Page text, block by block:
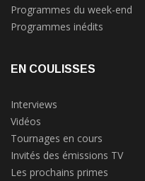
Programmes du week-end
Programmes inédits
EN COULISSES
Interviews
Vidéos
Tournages en cours
Invités des émissions TV
Les prochains primes